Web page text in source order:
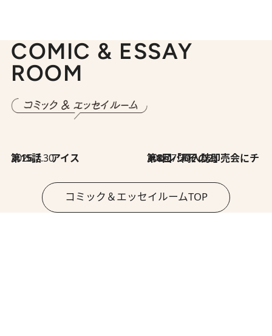
COMIC & ESSAY
ROOM
2026.7.30
第15話 アイス 2026.7.30
第8回「同人誌即売会にチャレンジ その2」
コミック＆エッセイルームTOP